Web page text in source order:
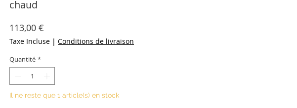
chaud
113,00 €
Taxe Incluse | Conditions de livraison
Quantité *
Il ne reste que 1 article(s) en stock